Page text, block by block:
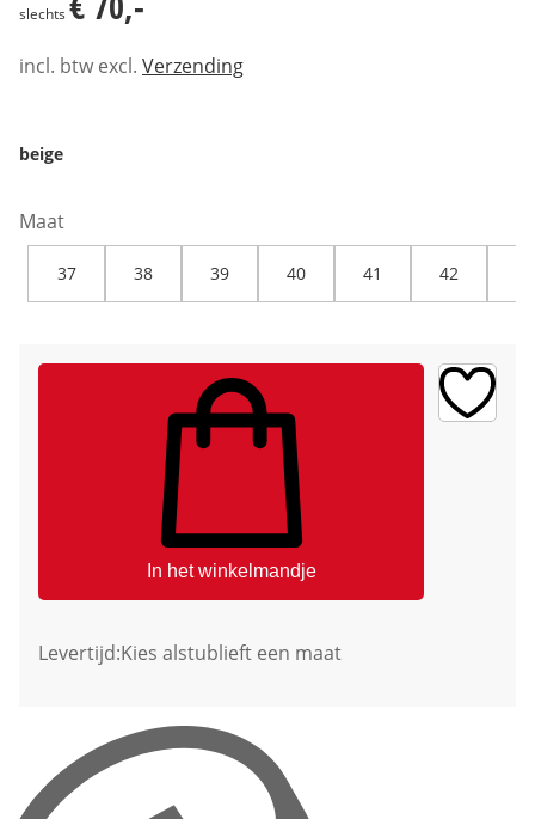
slechts
incl. btw excl. Verzending
beige
Maat
37 38 39 40 41 42
In het winkelmandje
Levertijd:Kies alstublieft een maat